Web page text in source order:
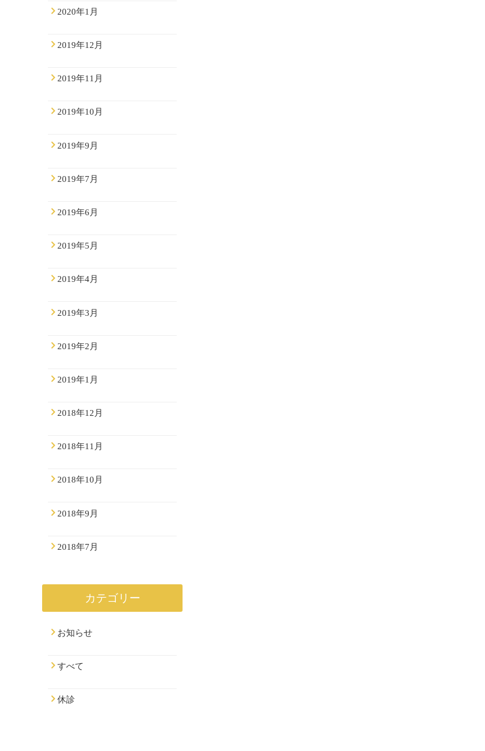
2020年1月
2019年12月
2019年11月
2019年10月
2019年9月
2019年7月
2019年6月
2019年5月
2019年4月
2019年3月
2019年2月
2019年1月
2018年12月
2018年11月
2018年10月
2018年9月
2018年7月
カテゴリー
お知らせ
すべて
休診